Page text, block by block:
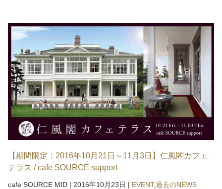
【期間限定：2016年10月21日～11月3日】仁風閣カフェ
テラス / cafe SOURCE support
cafe SOURCE MID | 2016年10月23日 | EVENT,過去のNEWS